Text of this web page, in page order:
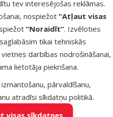
tev interesējošas reklāmas.
nospiežot “Atļaut visas
“Noraidīt”. Izvēloties
tikai tehniskās
darbības nodrošināšanai,
lietotāja piekrišana.
pārvaldīšanu,
atradīsi sīkdatņu politikā.
Konservi
kaķēniem -
Prospera
Cat Pouch
Kitten, Mix,
x 85 g
Atsauksmes
Cena
9,99 €